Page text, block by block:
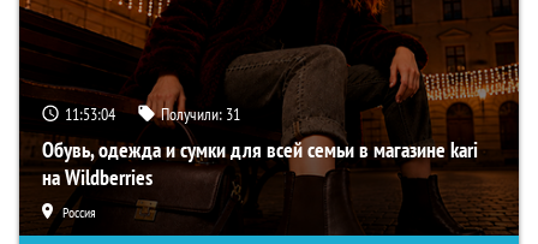
11:53:03 Получили: 31
Обувь, одежда и сумки для всей семьи в магазине kari
на Wildberries
Россия